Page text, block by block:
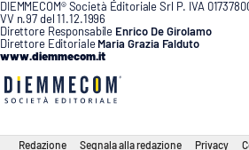
DIEMMECOM® Società Editoriale Srl P. IVA
VV n.97 del 11.12.1996
Direttore Responsabile Enrico De Girolamo
Direttore Editoriale Maria Grazia Falduto
www.diemmecom.it
Redazione Segnala alla redazione Privacy